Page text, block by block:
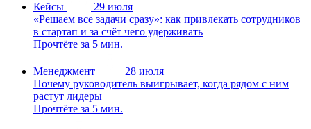
Кейсы
29 июля
«Решаем все задачи сразу»: как привлекать сотрудников
в стартап и за счёт чего удерживать
Прочтёте за 5 мин.
Менеджмент
28 июля
Почему руководитель выигрывает, когда рядом с ним
растут лидеры
Прочтёте за 5 мин.